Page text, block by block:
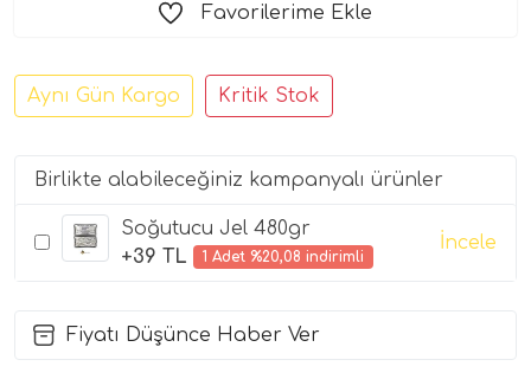
Favorilerime Ekle
Aynı Gün Kargo Kritik Stok
Birlikte alabileceğiniz kampanyalı ürünler
Soğutucu Jel 480gr
+39 TL
1 Adet %20,08 indirimli
İncele
Fiyatı Düşünce Haber Ver